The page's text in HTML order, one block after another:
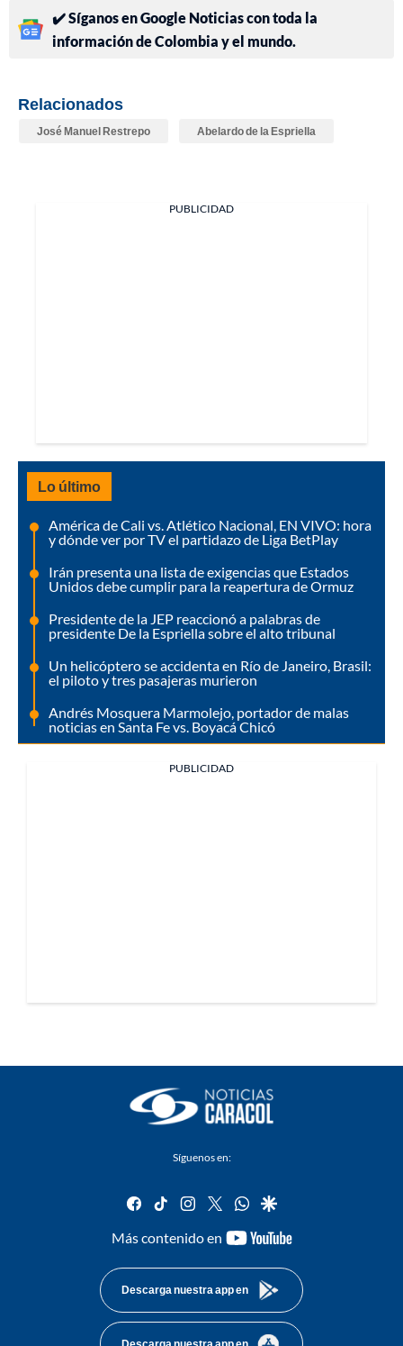
✔️ Síganos en Google Noticias con toda la
información de Colombia y el mundo.
Relacionados
José Manuel Restrepo Abelardo de la Espriella
PUBLICIDAD
Lo último
América de Cali vs. Atlético Nacional, EN VIVO: hora
y dónde ver por TV el partidazo de Liga BetPlay
Irán presenta una lista de exigencias que Estados
Unidos debe cumplir para la reapertura de Ormuz
Presidente de la JEP reaccionó a palabras de
presidente De la Espriella sobre el alto tribunal
Un helicóptero se accidenta en Río de Janeiro, Brasil:
el piloto y tres pasajeras murieron
Andrés Mosquera Marmolejo, portador de malas
noticias en Santa Fe vs. Boyacá Chicó
PUBLICIDAD
Síguenos en:
facebook
tiktok instagram
twitterwhatsapp
google
Más contenido en
youtube-
Descarga nuestra app en